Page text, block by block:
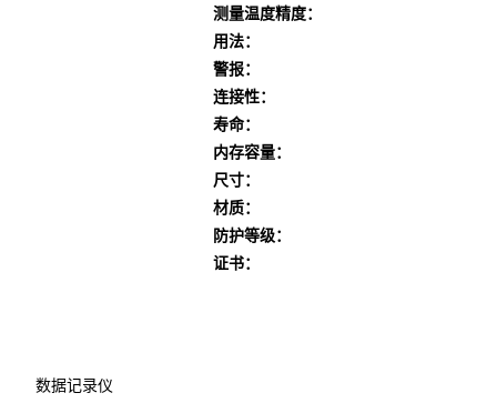
测量温度精度：
用法：
警报：
连接性：
寿命：
内存容量：
尺寸：
材质：
防护等级：
证书：
数据记录仪